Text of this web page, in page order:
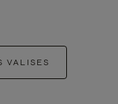
VALISES